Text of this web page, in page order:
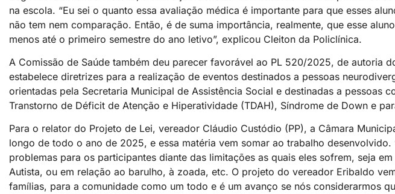
na escola. “Eu sei o quanto essa avaliação médica é importante para que esses
não tem nem comparação. Então, é de suma importância, realmente, que esse
menos até o primeiro semestre do ano letivo”, explicou Cleiton da Policlínica.
A Comissão de Saúde também deu parecer favorável ao PL 520/2025, de autoria
estabelece diretrizes para a realização de eventos destinados a pessoas
orientadas pela Secretaria Municipal de Assistência Social e destinadas a pessoas
Transtorno de Déficit de Atenção e Hiperatividade (TDAH), Síndrome de Down e
Para o relator do Projeto de Lei, vereador Cláudio Custódio (PP), a Câmara
longo de todo o ano de 2025, e essa matéria vem somar ao trabalho desenvolvido.
problemas para os participantes diante das limitações as quais eles sofrem, seja
Autista, ou em relação ao barulho, à zoada, etc. O projeto do vereador Eribaldo
famílias, para a comunidade como um todo e é um avanço se nós considerarmos